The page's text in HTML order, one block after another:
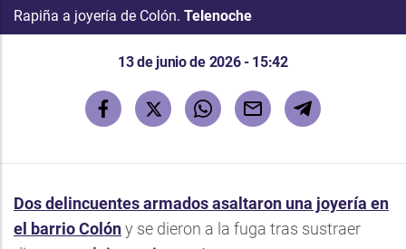
Rapiña a joyería de Colón. Telenoche
13 de junio de 2026 - 15:42
Dos delincuentes armados asaltaron una joyería en
el barrio Colóny se dieron a la fuga tras sustraer